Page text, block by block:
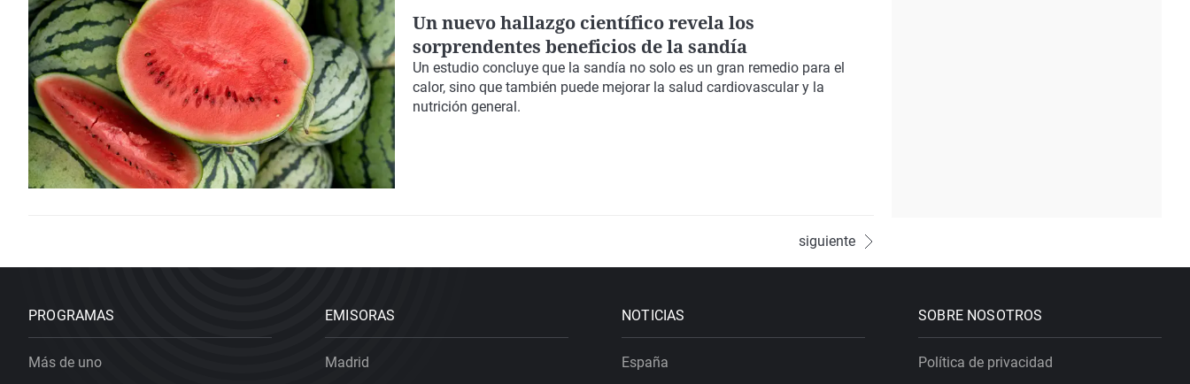
Un nuevo hallazgo científico revela los
sorprendentes beneficios de la sandía
Un estudio concluye que la sandía no solo es un gran remedio para el
calor, sino que también puede mejorar la salud cardiovascular y la
nutrición general.
siguiente
PROGRAMAS
Más de uno
EMISORAS
Madrid
NOTICIAS
España
SOBRE NOSOTROS
Política de privacidad